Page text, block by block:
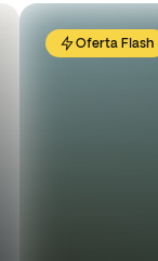
Oferta Flash